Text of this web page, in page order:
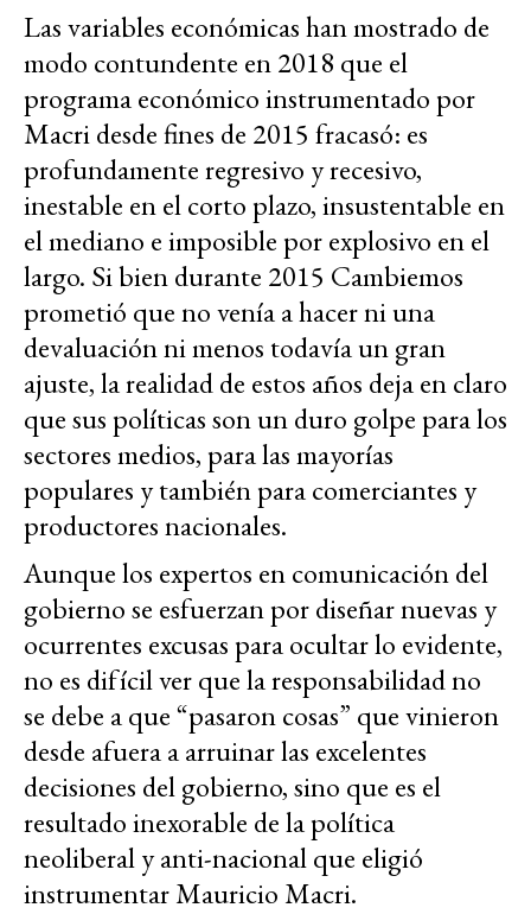
Las variables económicas han mostrado de
modo contundente en 2018 que el
programa económico instrumentado por
Macri desde fines de 2015 fracasó: es
profundamente regresivo y recesivo,
inestable en el corto plazo, insustentable en
el mediano e imposible por explosivo en el
largo. Si bien durante 2015 Cambiemos
prometió que no venía a hacer ni una
devaluación ni menos todavía un gran
ajuste, la realidad de estos años deja en claro
que sus políticas son un duro golpe para los
sectores medios, para las mayorías
populares y también para comerciantes y
productores nacionales.
Aunque los expertos en comunicación del
gobierno se esfuerzan por diseñar nuevas y
ocurrentes excusas para ocultar lo evidente,
no es difícil ver que la responsabilidad no
se debe a que “pasaron cosas” que vinieron
desde afuera a arruinar las excelentes
decisiones del gobierno, sino que es el
resultado inexorable de la política
neoliberal y anti-nacional que eligió
instrumentar Mauricio Macri.